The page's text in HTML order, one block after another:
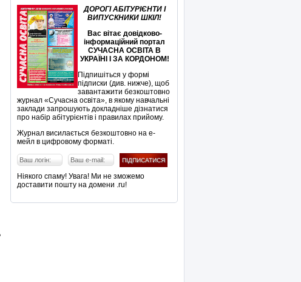
ДОРОГІ АБІТУРІЄНТИ І
ВИПУСКНИКИ ШКІЛ!
Вас вітає довідково-
інформаційний портал
СУЧАСНА ОСВІТА В
УКРАЇНІ І ЗА КОРДОНОМ!
Підпишіться у формі
підписки (див. нижче), щоб
завантажити безкоштовно
журнал «Сучасна освіта», в якому навчальні
заклади запрошують докладніше дізнатися
про набір абітурієнтів і правилах прийому.
Журнал висилається безкоштовно на е-
мейл в цифровому форматі.
Ніякого спаму! Увага! Ми не зможемо
доставити пошту на домени .ru!